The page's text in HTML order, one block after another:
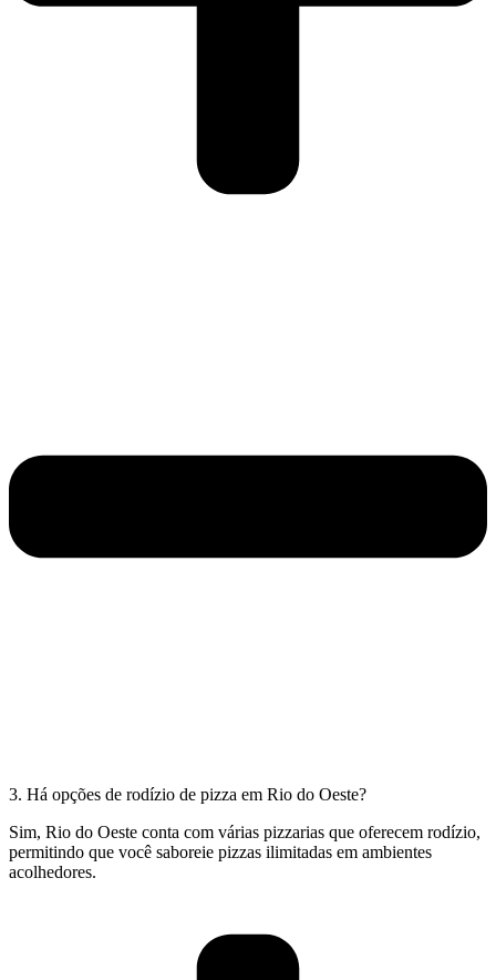
3. Há opções de rodízio de pizza em Rio do Oeste?
Sim, Rio do Oeste conta com várias pizzarias que oferecem rodízio,
permitindo que você saboreie pizzas ilimitadas em ambientes
acolhedores.